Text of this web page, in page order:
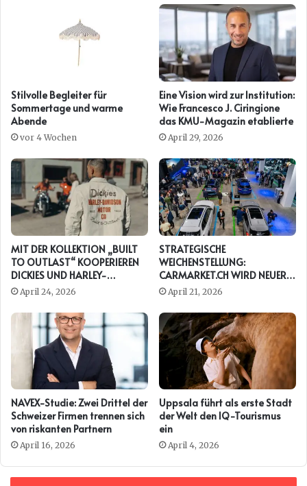
Stilvolle Begleiter für
Sommertage und warme
Abende
vor 4 Wochen
Eine Vision wird zur Institution:
Wie Francesco J. Ciringione
das KMU-Magazin etablierte
April 29, 2026
MIT DER KOLLEKTION „BUILT
TO OUTLAST“ KOOPERIEREN
DICKIES UND HARLEY-
DAVIDSON ERNEUT
April 24, 2026
STRATEGISCHE
WEICHENSTELLUNG:
CARMARKET.CH WIRD NEUER
PRESENTING PARTNER DER
AUTO ZÜRICH
April 21, 2026
NAVEX-Studie: Zwei Drittel der
Schweizer Firmen trennen sich
von riskanten Partnern
April 16, 2026
Uppsala führt als erste Stadt
der Welt den IQ-Tourismus
ein
April 4, 2026